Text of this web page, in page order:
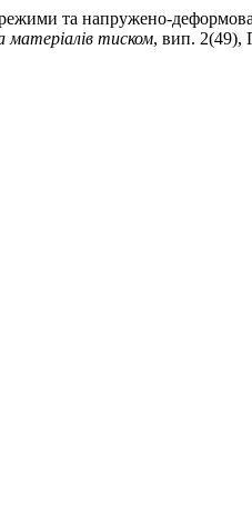
та напружено-
матеріалів тиском, вип. 2(49),